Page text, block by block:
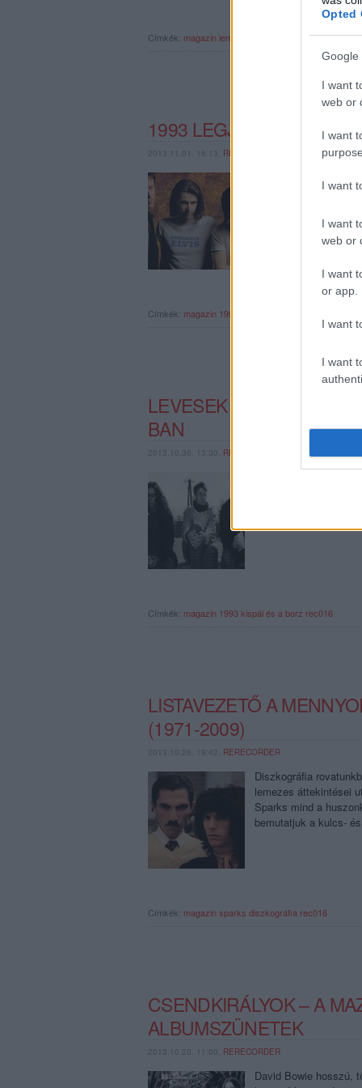
Opted
Google
I want
web or
I want
I want
I want
web or
I want
or app.
I want
I want
Címkék: magazin lemez bill callahan
1993 LEGJOBB
2013.11.01. 16:13, RERECORDER
történések
slágereket, majd a…
Címkék: magazin 1993
LEVESEK KÉSZÜLTEK
BAN
2013.10.30. 13:30, RERECORDER
évek popzenei
ilyen volt 1993! A
Címkék: magazin 1993 kispál és a borz rec016
LISTAVEZETŐ A
(1971-2009)
2013.10.26. 19:42, RERECORDER
Diszkográfia
lemezes áttekintései
Sparks mind a
bemutatjuk a kulcs-
Címkék: magazin sparks diszkográfia rec016
CSENDKIRÁLYOK – A
ALBUMSZÜNETEK
2013.10.20. 11:00, RERECORDER
David Bowie hosszú,